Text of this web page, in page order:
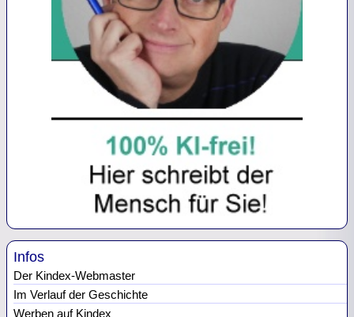
Infos
Der Kindex-Webmaster
Im Verlauf der Geschichte
Werben auf Kindex